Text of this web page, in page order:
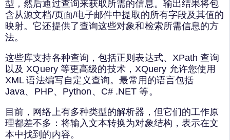
型，然后通过查询来获取所需的信息。输出结果将包
含从源文档/页面/电子邮件中提取的所有字段及其值的
映射。它还提供了查询这些对象和检索所需信息的方
法。
这些库支持各种查询，包括正则表达式、XPath 查询
以及 XQuery 等更高级的技术，XQuery 允许您使用
XML 语法编写自定义查询。最常用的语言包括
Java、PHP、Python、C# .NET 等。
目前，网络上有多种类型的解析器，但它们的工作原
理都差不多：将输入文本转换为对象结构，表示在文
本中找到的内容。